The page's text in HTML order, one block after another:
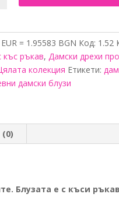
= 1.95583 BGN Код: 1.52
къс ръкав,Дамски дрехи
колекция Етикети:
дамски блузи
Блузата е с къси